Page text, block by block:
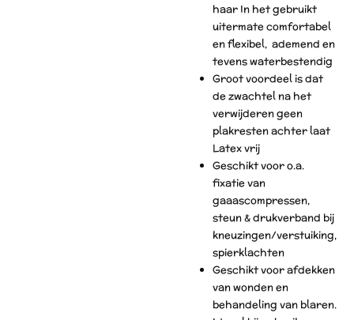
haar In het gebruikt
uitermate comfortabel
en flexibel, ademend en
tevens waterbestendig
Groot voordeel is dat
de zwachtel na het
verwijderen geen
plakresten achter laat
Latex vrij
Geschikt voor o.a.
fixatie van
gaaascompressen,
steun & drukverband bij
kneuzingen/verstuiking,
spierklachten
Geschikt voor afdekken
van wonden en
behandeling van blaren.